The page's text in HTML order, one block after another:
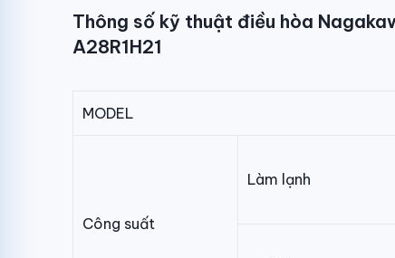
Thông số kỹ thuật điều hòa
A28R1H21
MODEL
Công suất
Làm lạnh